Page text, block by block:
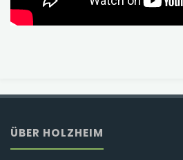
ÜBER HOLZHEIM